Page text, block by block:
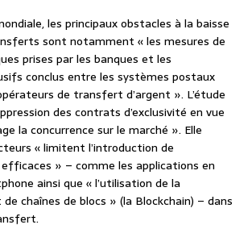
les principaux obstacles à la baisse
sont notamment « les mesures de
prises par les banques et les
conclus entre les systèmes postaux
de transfert d’argent ». L’étude
des contrats d’exclusivité en vue
la concurrence sur le marché ». Elle
« limitent l’introduction de
» – comme les applications en
ainsi que « l’utilisation de la
chaînes de blocs » (la Blockchain) – dans